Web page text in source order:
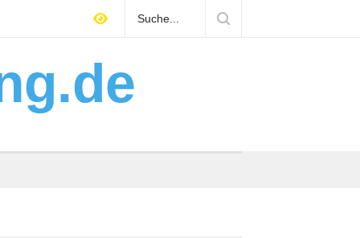
Readiness: So bereiten Selbstständige ihr Unternehmen